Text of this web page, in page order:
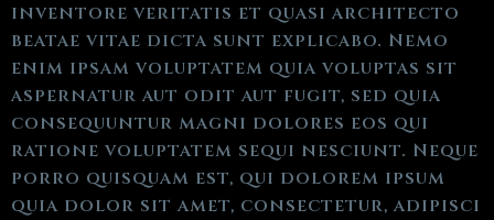
inventore veritatis et quasi architecto
beatae vitae dicta sunt explicabo. Nemo
enim ipsam voluptatem quia voluptas sit
aspernatur aut odit aut fugit, sed quia
consequuntur magni dolores eos qui
ratione voluptatem sequi nesciunt. Neque
porro quisquam est, qui dolorem ipsum
quia dolor sit amet, consectetur, adipisci